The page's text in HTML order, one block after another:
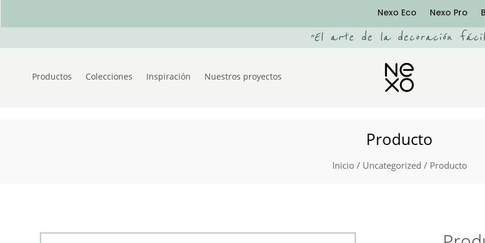
Nexo Eco Nexo Pro
“El arte de la decoración fácil
Productos Colecciones Inspiración Nuestros proyectos
Producto
Inicio / Uncategorized / Producto